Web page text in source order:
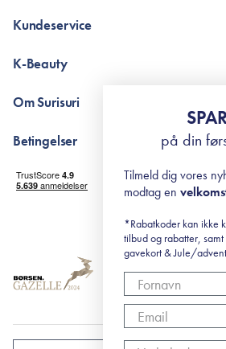
Kundeservice
The K-Beauty Box - spørgsmål og svar
RE-ZIP
K-Beauty
Retinol for begyndere
surisuri's mini guide til rosacea
Om Surisuri
Black Friday
Betingelser
Levering og returnering
Handelsbetingelser
Abonnementsbetingelser
på din
Tilmeld dig vores
modtag en
*Rabatkoder kan ikke
tilbud og rabatter, samt
gavekort & Jule/